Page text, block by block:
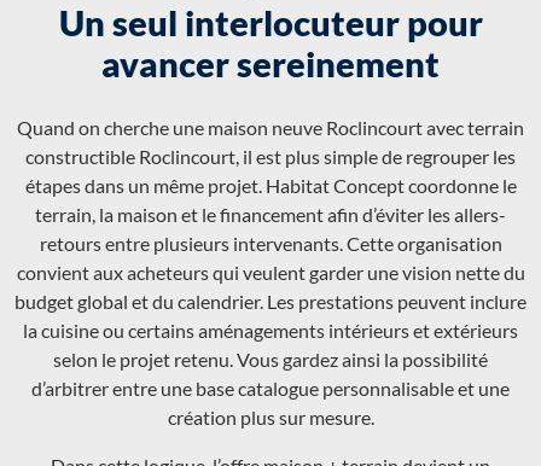
Un seul interlocuteur pour
avancer sereinement
Quand on cherche une maison neuve Roclincourt avec terrain
constructible Roclincourt, il est plus simple de regrouper les
étapes dans un même projet. Habitat Concept coordonne le
terrain, la maison et le financement afin d’éviter les allers-
retours entre plusieurs intervenants. Cette organisation
convient aux acheteurs qui veulent garder une vision nette du
budget global et du calendrier. Les prestations peuvent inclure
la cuisine ou certains aménagements intérieurs et extérieurs
selon le projet retenu. Vous gardez ainsi la possibilité
d’arbitrer entre une base catalogue personnalisable et une
création plus sur mesure.